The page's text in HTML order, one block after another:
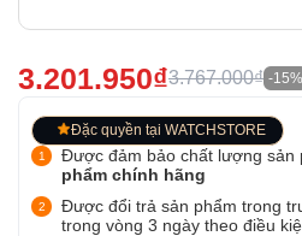
3.201.950₫3.767.000₫ -15%
Đặc quyền tại WATCHSTORE
Được đảm bảo chất lượng sản
phẩm chính hãng
Được đổi trả sản phẩm trong
trong vòng 3 ngày theo điều